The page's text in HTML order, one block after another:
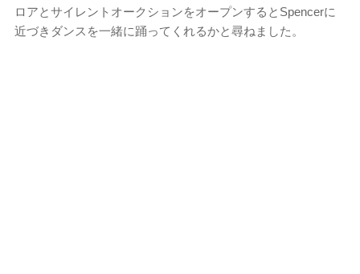
ロアとサイレントオークションをオープンするとSpencerに
近づきダンスを一緒に踊ってくれるかと尋ねました。